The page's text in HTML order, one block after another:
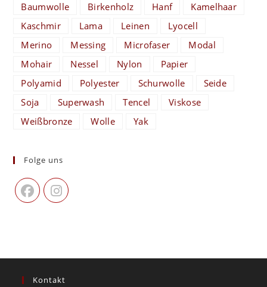
Baumwolle
Birkenholz Hanf
Kamelhaar
Kaschmir
Lama Leinen
Lyocell
Merino
Messing Microfaser
Modal
Mohair
Nessel Nylon
Papier
Polyamid
Polyester Schurwolle
Seide
Soja
Superwash Tencel
Viskose
Weißbronze
Wolle Yak
Folge uns
Kontakt